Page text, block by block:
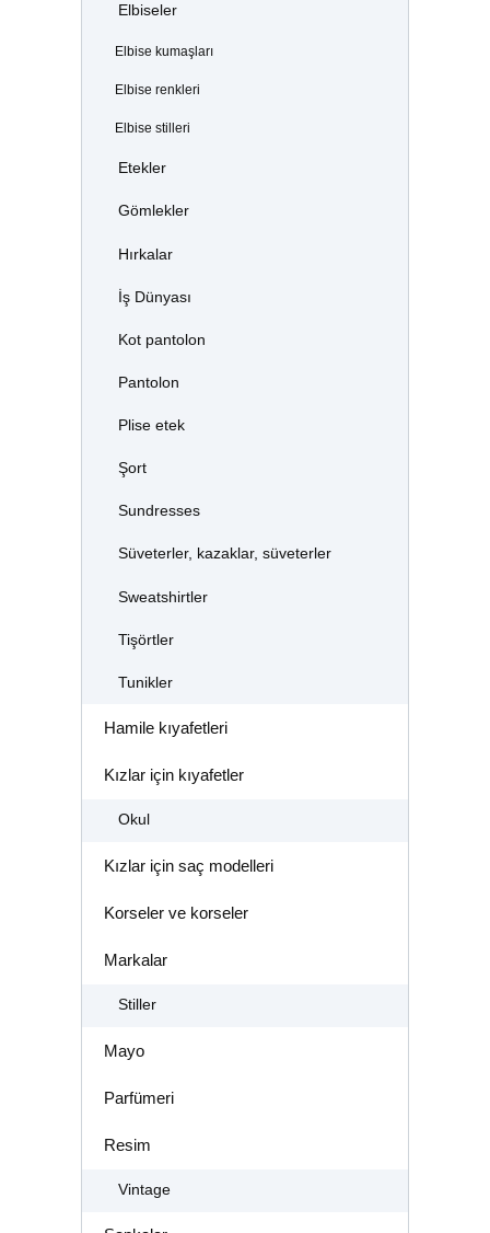
Elbiseler
Elbise kumaşları
Elbise renkleri
Elbise stilleri
Etekler
Gömlekler
Hırkalar
İş Dünyası
Kot pantolon
Pantolon
Plise etek
Şort
Sundresses
Süveterler, kazaklar, süveterler
Sweatshirtler
Tişörtler
Tunikler
Hamile kıyafetleri
Kızlar için kıyafetler
Okul
Kızlar için saç modelleri
Korseler ve korseler
Markalar
Stiller
Mayo
Parfümeri
Resim
Vintage